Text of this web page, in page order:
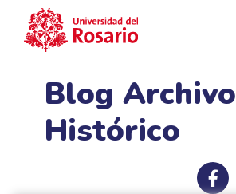
Blog Archivo
Histórico